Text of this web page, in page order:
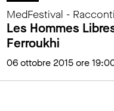
MedFestival -
Les Hommes
Ferroukhi
06 ottobre 2015 ore